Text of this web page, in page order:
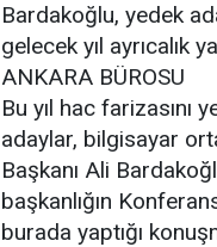
Bardakoğlu, yedek
gelecek yıl ayrıcalık
ANKARA BÜROSU
Bu yıl hac
adaylar, bilgisayar
Başkanı Ali
başkanlığın
burada yaptığı